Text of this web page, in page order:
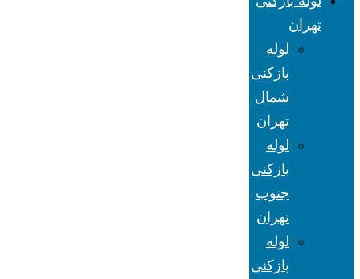
تهران
لوله
بازکنی
شمال
تهران
لوله
بازکنی
جنوب
تهران
لوله
بازکنی